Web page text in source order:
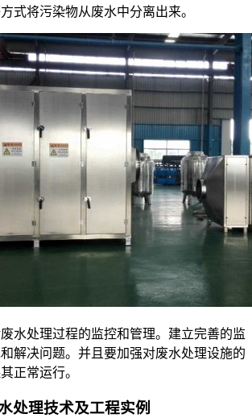
式将污染物从废水中分离出来。
水处理过程的监控和管理。建立完善的监
解决问题。并且要加强对废水处理设施的
正常运行。
处理技术及工程实例